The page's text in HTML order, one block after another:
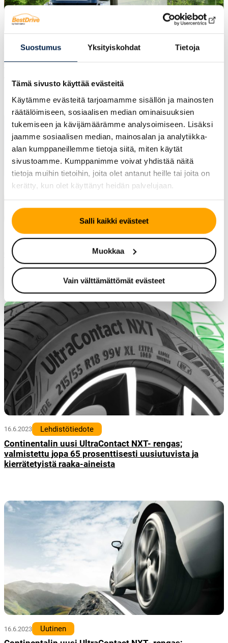
Suostumus Yksityiskohdat Tietoja
Tämä sivusto käyttää evästeitä
Käytämme evästeitä tarjoamamme sisällön ja mainosten
räätälöimiseen, sosiaalisen median ominaisuuksien
tukemiseen ja kävijämäärämme analysoimiseen. Lisäksi
jaamme sosiaalisen median, mainosalan ja analytiikka-
alan kumppaneillemme tietoja siitä, miten käytät
sivustoamme. Kumppanimme voivat yhdistää näitä
tietoja muihin tietoihin, joita olet antanut heille tai joita on
kerätty, kun olet käyttänyt heidän palvelujaan.
Salli kaikki evästeet
Muokkaa
Vain välttämättömät evästeet
1.9.2023 Lehdistötiedote
Continentalin rengastehdas Portugalissa saa ISCC
1.9.2023 Uutinen
Continentalin rengastehdas Portugalissa saa ISCC
PLUS -sertifikaatin
16.6.2023 Lehdistötiedote
Continentalin uusi UltraContact NXT- rengas;
valmistettu jopa 65 prosenttisesti uusiutuvista ja
kierrätetyistä raaka-aineista
16.6.2023 Uutinen